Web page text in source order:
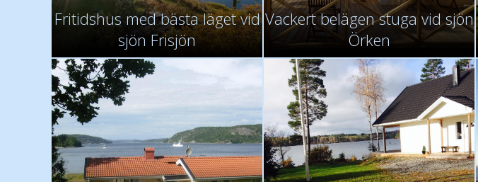
Fritidshus med bästa läget vid
sjön Frisjön
Vackert belägen stuga vid sjön
Örken